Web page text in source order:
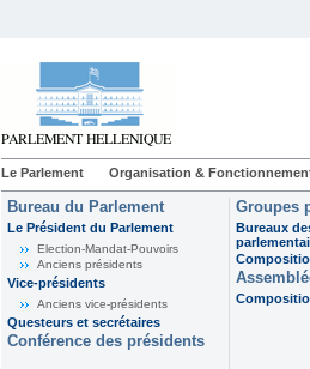
Le Parlement Organisation &
Bureau du Parlement
Le Président du Parlement
Election-Mandat-Pouvoirs
Anciens présidents
Vice-présidents
Anciens vice-présidents
Questeurs et secrétaires
Conférence des présidents
Groupes
Bureaux